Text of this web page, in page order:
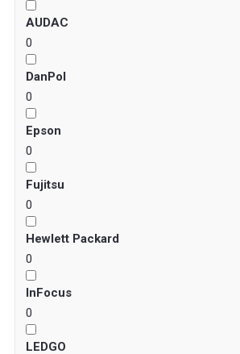
AUDAC
0
DanPol
0
Epson
0
Fujitsu
0
Hewlett Packard
0
InFocus
0
LEDGO